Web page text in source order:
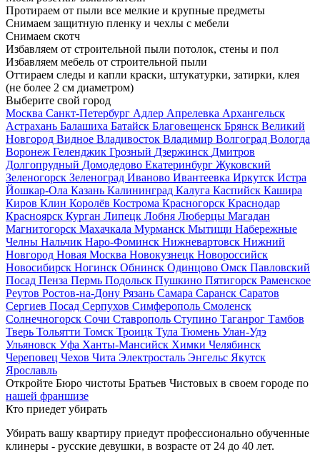
Протираем от пыли все мелкие и крупные предметы
Снимаем защитную пленку и чехлы с мебели
Снимаем скотч
Избавляем от строительной пыли потолок, стены и пол
Избавляем мебель от строительной пыли
Оттираем следы и капли краски, штукатурки, затирки, клея
(не более 2 см диаметром)
Выберите свой город
Москва Санкт-Петербург Адлер Апрелевка Архангельск
Астрахань Балашиха Батайск Благовещенск Брянск Великий
Новгород Видное Владивосток Владимир Волгоград Вологда
Воронеж Геленджик Грозный Дзержинск Дмитров
Долгопрудный Домодедово Екатеринбург Жуковский
Зеленогорск Зеленоград Иваново Ивантеевка Иркутск Истра
Йошкар-Ола Казань Калининград Калуга Каспийск Кашира
Киров Клин Королёв Кострома Красногорск Краснодар
Красноярск Курган Липецк Лобня Люберцы Магадан
Магнитогорск Махачкала Мурманск Мытищи Набережные
Челны Нальчик Наро-Фоминск Нижневартовск Нижний
Новгород Новая Москва Новокузнецк Новороссийск
Новосибирск Ногинск Обнинск Одинцово Омск Павловский
Посад Пенза Пермь Подольск Пушкино Пятигорск Раменское
Реутов Ростов-на-Дону Рязань Самара Саранск Саратов
Сергиев Посад Серпухов Симферополь Смоленск
Солнечногорск Сочи Ставрополь Ступино Таганрог Тамбов
Тверь Тольятти Томск Троицк Тула Тюмень Улан-Удэ
Ульяновск Уфа Ханты-Мансийск Химки Челябинск
Череповец Чехов Чита Электросталь Энгельс Якутск
Ярославль
Откройте Бюро чистоты Братьев Чистовых в своем городе по
нашей франшизе
Кто приедет убирать
Убирать вашу квартиру приедут профессионально обученные
клинеры - русские девушки, в возрасте от 24 до 40 лет.